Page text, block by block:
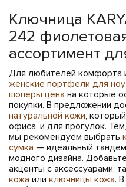
Ключница
242
ассортимент
Для любителей комфорта
женские портфели для
шоперы цена на которые
покупки. В предложении
натуральной кожи,
офиса, и для прогулок.
мы рекомендуем выбрать
сумка — идеальный
модного дизайна.
акценты с аксессуарами,
кожа или ключницы кожа.